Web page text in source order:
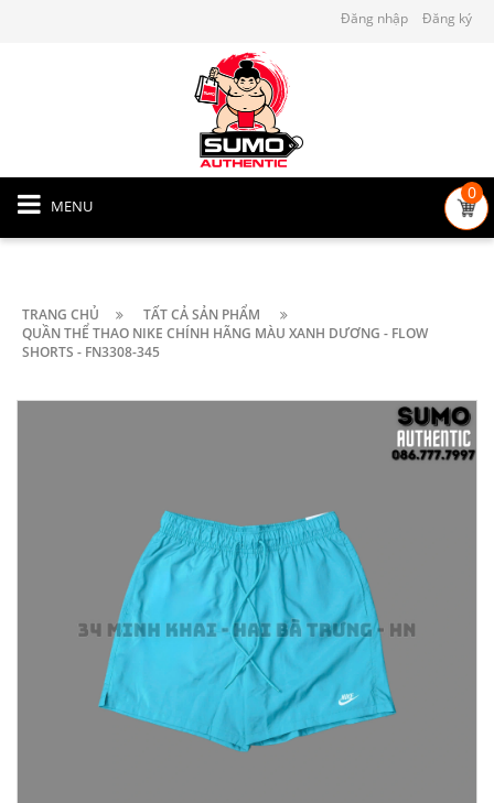
Đăng nhập Đăng ký
MENU
0
TRANG CHỦ
TẤT CẢ SẢN PHẨM
QUẦN THỂ THAO NIKE CHÍNH HÃNG MÀU XANH DƯƠNG - FLOW
SHORTS - FN3308-345